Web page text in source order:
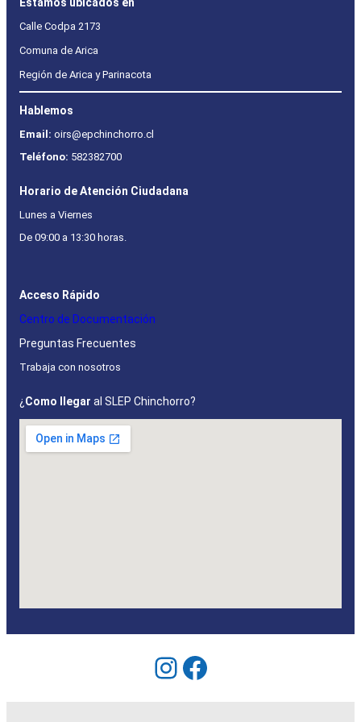
Calle Codpa 2173
Comuna de Arica
Región de Arica y Parinacota
Hablemos
Email: oirs@epchinchorro.cl
Teléfono: 582382700
Horario de Atención Ciudadana
Lunes a Viernes
De 09:00 a 13:30 horas.
Acceso Rápido
Centro de Documentación
Preguntas Frecuentes
Trabaja con nosotros
¿ Como llegar al SLEP Chinchorro?
Instagram
Facebook